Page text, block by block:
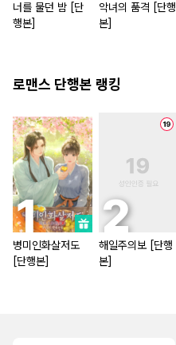
너를 물던 밤 [단
행본]
악녀의 품격 [단행
본]
로맨스 단행본 랭킹
병미인화살저도
[단행본]
해일주의보 [단행
본]